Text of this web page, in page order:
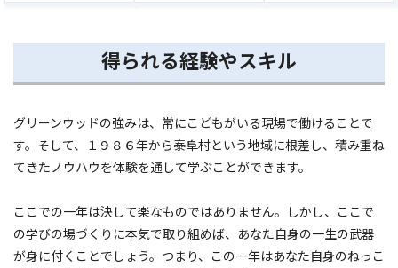
得られる経験やスキル
グリーンウッドの強みは、常にこどもがいる現場で働けることで
す。そして、１９８６年から泰阜村という地域に根差し、積み重ね
てきたノウハウを体験を通して学ぶことができます。
ここでの一年は決して楽なものではありません。しかし、ここで
の学びの場づくりに本気で取り組めば、あなた自身の一生の武器
が身に付くことでしょう。つまり、この一年はあなた自身のねっこ